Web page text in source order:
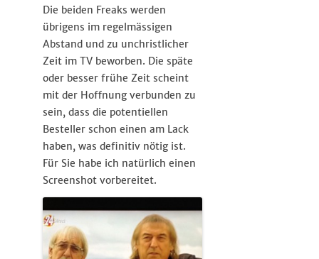
Die beiden Freaks werden
übrigens im regelmässigen
Abstand und zu unchristlicher
Zeit im TV beworben. Die späte
oder besser frühe Zeit scheint
mit der Hoffnung verbunden zu
sein, dass die potentiellen
Besteller schon einen am Lack
haben, was definitiv nötig ist.
Für Sie habe ich natürlich einen
Screenshot vorbereitet.